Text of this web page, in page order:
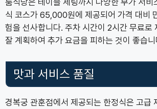
식 코스가 65,000원에 제공되어 가격 대비
험을 선사합니다. 주차 시간이 2시간 무료로
잘 계획하여 추가 요금을 피하는 것이 좋습니
맛과 서비스 품질
경복궁 관훈점에서 제공되는 한정식은 고급